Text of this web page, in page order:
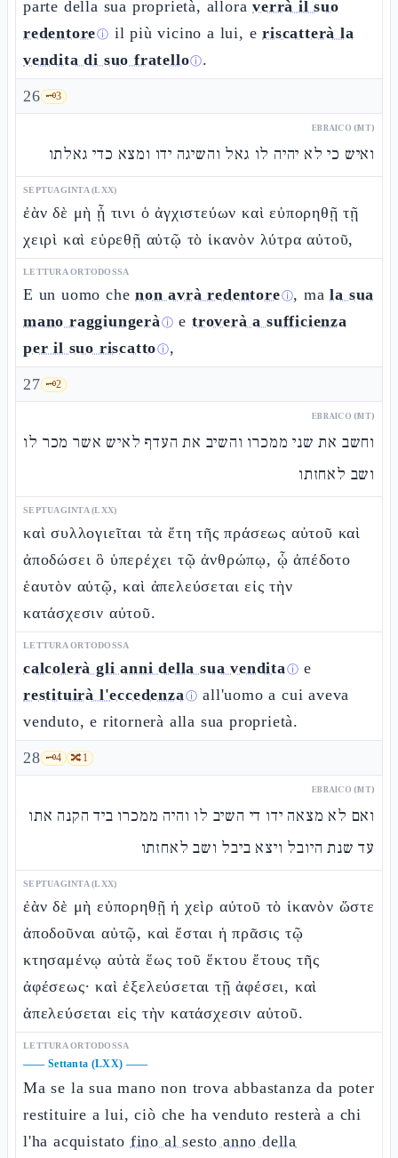
parte della sua proprietà, alloraverrà il suo
redentoreⓘ il più vicino a lui, eriscatterà la
vendita di suo fratelloⓘ.
26 🗝️3
EBRAICO (MT)
ואיש כי לא יהיה לו גאל והשיגה ידו ומצא כדי גאלתו
SEPTUAGINTA (LXX)
ἐὰν δὲ μὴ ᾖ τινι ὁ ἀγχιστεύων καὶ εὐπορηθῇ τῇ
χειρὶ καὶ εὑρεθῇ αὐτῷ τὸ ἱκανὸν λύτρα αὐτοῦ,
LETTURA ORTODOSSA
E un uomo chenon avrà redentoreⓘ, mala sua
mano raggiungeràⓘ etroverà a sufficienza
per il suo riscattoⓘ,
27 🗝️2
EBRAICO (MT)
וחשב את שני ממכרו והשיב את העדף לאיש אשר מכר לו
ושב לאחזתו
SEPTUAGINTA (LXX)
καὶ συλλογιεῖται τὰ ἔτη τῆς πράσεως αὐτοῦ καὶ
ἀποδώσει ὃ ὑπερέχει τῷ ἀνθρώπῳ, ᾧ ἀπέδοτο
ἑαυτὸν αὐτῷ, καὶ ἀπελεύσεται εἰς τὴν
κατάσχεσιν αὐτοῦ.
LETTURA ORTODOSSA
calcolerà gli anni della sua venditaⓘ e
restituirà l'eccedenzaⓘ all'uomo a cui aveva
venduto, e ritornerà alla sua proprietà.
28 🗝️4 🔀1
EBRAICO (MT)
ואם לא מצאה ידו די השיב לו והיה ממכרו ביד הקנה אתו
עד שנת היובל ויצא ביבל ושב לאחזתו
SEPTUAGINTA (LXX)
ἐὰν δὲ μὴ εὐπορηθῇ ἡ χεὶρ αὐτοῦ τὸ ἱκανὸν ὥστε
ἀποδοῦναι αὐτῷ, καὶ ἔσται ἡ πρᾶσις τῷ
κτησαμένῳ αὐτὰ ἕως τοῦ ἕκτου ἔτους τῆς
ἀφέσεως· καὶ ἐξελεύσεται τῇ ἀφέσει, καὶ
ἀπελεύσεται εἰς τὴν κατάσχεσιν αὐτοῦ.
LETTURA ORTODOSSA
—— Settanta (LXX) ——
Ma se la sua mano non trova abbastanza da poter
restituire a lui, ciò che ha venduto resterà a chi
l'ha acquistato fino al sesto anno della